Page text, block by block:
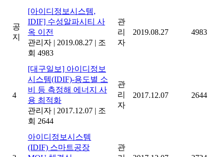
공
지
[아이디정보시스템,
IDIF] 수성알파시티 사
옥 이전
관리자 | 2019.08.27 | 조
회 4983
관
리
자
2019.08.27 4983
4
[대구일보] 아이디정보
시스템(IDIF)-용도별 소
비 등 측정해 에너지 사
용 최적화
관리자 | 2017.12.07 | 조
회 2644
관
리
자
2017.12.07 2644
아이디정보시스템
(IDIF) 스마트공장
관